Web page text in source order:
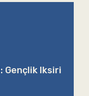
Gençlik Iksiri